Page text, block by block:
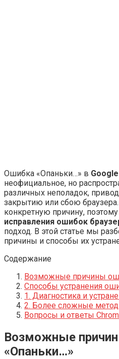
Ошибка «Опаньки…» в
неофициальное, но
различных неполадок,
закрытию или сбою
конкретную причину,
исправления ошибок
подход. В этой статье мы
причины и способы их
Содержание
Возможные причины
Способы устранения
1. Диагностика и
2. Более сложные
Вопросы и ответы
Возможные
«Опаньки…»